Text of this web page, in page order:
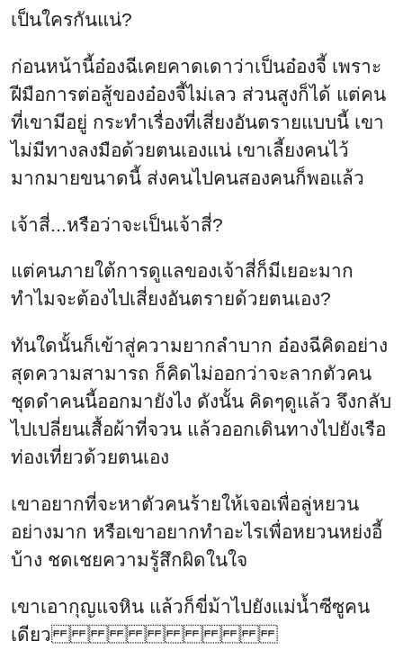
เป็นใครกันแน่?
ก่อนหน้านี้อ๋องฉีเคยคาดเดาว่าเป็นอ๋องจี้ เพราะ
ฝีมือการต่อสู้ของอ๋องจี้ไม่เลว ส่วนสูงก็ได้ แต่คน
ที่เขามีอยู่ กระทำเรื่องที่เสี่ยงอันตรายแบบนี้ เขา
ไม่มีทางลงมือด้วยตนเองแน่ เขาเลี้ยงคนไว้
มากมายขนาดนี้ ส่งคนไปคนสองคนก็พอแล้ว
เจ้าสี่...หรือว่าจะเป็นเจ้าสี่?
แต่คนภายใต้การดูแลของเจ้าสี่ก็มีเยอะมาก
ทำไมจะต้องไปเสี่ยงอันตรายด้วยตนเอง?
ทันใดนั้นก็เข้าสู่ความยากลำบาก อ๋องฉีคิดอย่าง
สุดความสามารถ ก็คิดไม่ออกว่าจะลากตัวคน
ชุดดำคนนี้ออกมายังไง ดังนั้น คิดๆดูแล้ว จึงกลับ
ไปเปลี่ยนเสื้อผ้าที่จวน แล้วออกเดินทางไปยังเรือ
ท่องเที่ยวด้วยตนเอง
เขาอยากที่จะหาตัวคนร้ายให้เจอเพื่อลู่หยวน
อย่างมาก หรือเขาอยากทำอะไรเพื่อหยวนหย่งอี้
บ้าง ชดเชยความรู้สึกผิดในใจ
เขาเอากุญแจหิน แล้วก็ขี่ม้าไปยังแม่น้ำซีซูคน
เดียว